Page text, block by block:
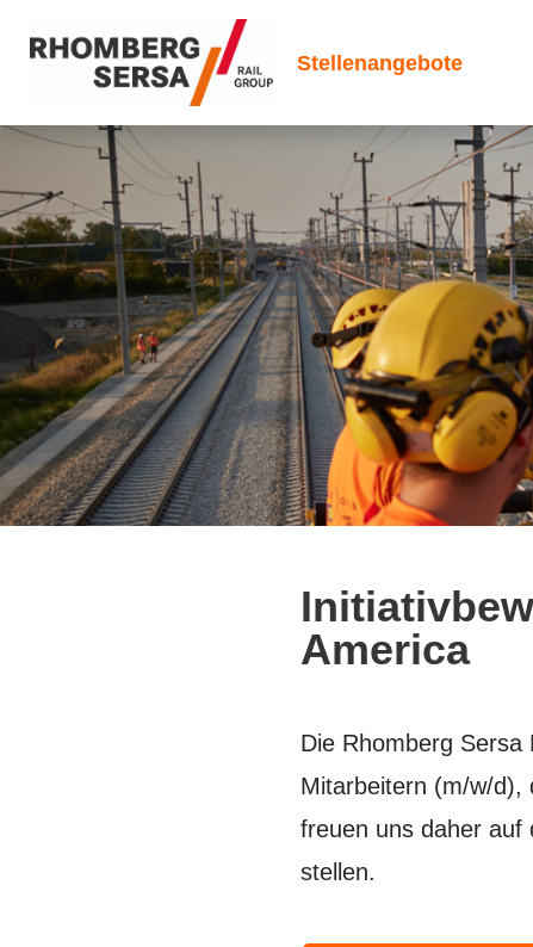
Stellenangebote
America
Die Rhomberg
Mitarbeitern (m/w/d),
freuen uns daher auf
stellen.